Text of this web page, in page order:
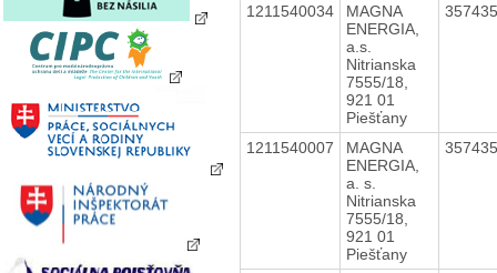
1211540034
MAGNA
ENERGIA,
a.s.
Nitrianska
7555/18,
921 01
Piešťany
1211540007
MAGNA
ENERGIA,
a. s.
Nitrianska
7555/18,
921 01
Piešťany